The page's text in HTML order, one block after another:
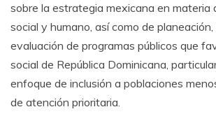
sobre la estrategia mexicana en materia
social y humano, así como de
evaluación de programas públicos que
social de República Dominicana,
enfoque de inclusión a poblaciones
de atención prioritaria.